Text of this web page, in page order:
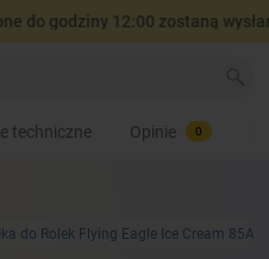
do godziny 12:00 zostaną
do Rolek Flying Eagle Ice Cream 85A
techniczne Opinie 0